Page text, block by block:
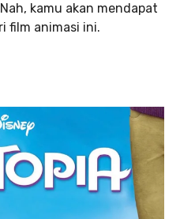
kamu akan mendapat
film animasi ini.